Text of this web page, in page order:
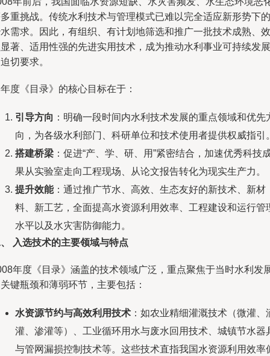
重挑战。传统水利技术与管理模式已难以完全适应新形势下的
需求。因此，有组织、有计划地筛选和推广一批技术成熟、效
著、适用性强的先进实用技术，成为推动水利事业可持续发展
切要求。
度《目录》的核心目标在于：
引导方向 ：明确一段时间内水利技术发展的重点领域和优先
向，为各级水利部门、科研单位和技术使用者提供权威指引
搭建桥梁 ：促进“产、学、研、用”紧密结合，加速优秀科技
果从实验室走向工程现场、从论文报告转化为现实生产力。
提升效能：通过推广节水、高效、生态友好的新技术、新材
料、新工艺，全面提高水资源利用效率、工程建设和运行管
水平以及水灾害防御能力。
入选技术的主要领域与特点
年度《目录》涵盖的技术领域广泛，重点聚焦于当时水利发
键瓶颈和薄弱环节，主要包括：
水资源节约与高效利用技术 ：如农业精细灌溉技术（微灌、
灌、渗灌等）、工业循环用水与废水回用技术、城镇节水器
与管网漏损控制技术等。这些技术直指我国水资源利用效率